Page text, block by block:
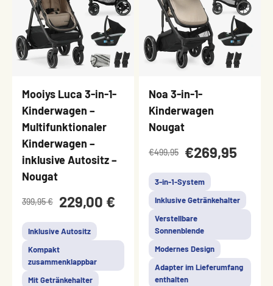
Mooiys Luca 3-in-1-
Kinderwagen –
Multifunktionaler
Kinderwagen –
inklusive Autositz –
Nougat
399,95 € 229,00 €
Inklusive Autositz
Kompakt
zusammenklappbar
Mit Getränkehalter
Noa 3-in-1-
Kinderwagen
Nougat
€499,95 €269,95
3-in-1-System
Inklusive Getränkehalter
Verstellbare
Sonnenblende
Modernes Design
Adapter im Lieferumfang
enthalten